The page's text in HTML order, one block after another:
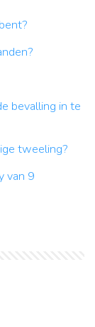
bevalling in te
tweeling?
van 9